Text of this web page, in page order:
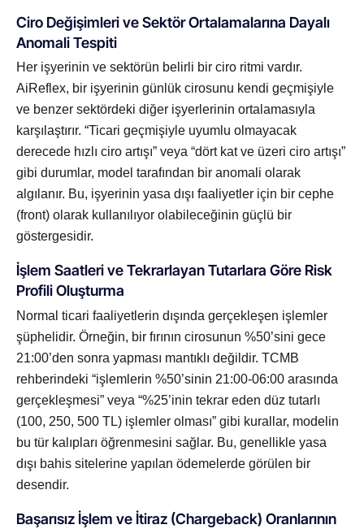
Ciro Değişimleri ve Sektör Ortalamalarına Dayalı
Anomali Tespiti
Her işyerinin ve sektörün belirli bir ciro ritmi vardır.
AiReflex, bir işyerinin günlük cirosunu kendi geçmişiyle
ve benzer sektördeki diğer işyerlerinin ortalamasıyla
karşılaştırır. “Ticari geçmişiyle uyumlu olmayacak
derecede hızlı ciro artışı” veya “dört kat ve üzeri ciro artışı”
gibi durumlar, model tarafından bir anomali olarak
algılanır. Bu, işyerinin yasa dışı faaliyetler için bir cephe
(front) olarak kullanılıyor olabileceğinin güçlü bir
göstergesidir.
İşlem Saatleri ve Tekrarlayan Tutarlara Göre Risk
Profili Oluşturma
Normal ticari faaliyetlerin dışında gerçekleşen işlemler
şüphelidir. Örneğin, bir fırının cirosunun %50’sini gece
21:00’den sonra yapması mantıklı değildir. TCMB
rehberindeki “işlemlerin %50’sinin 21:00-06:00 arasında
gerçekleşmesi” veya “%25’inin tekrar eden düz tutarlı
(100, 250, 500 TL) işlemler olması” gibi kurallar, modelin
bu tür kalıpları öğrenmesini sağlar. Bu, genellikle yasa
dışı bahis sitelerine yapılan ödemelerde görülen bir
desendir.
Başarısız İşlem ve İtiraz (Chargeback) Oranlarının